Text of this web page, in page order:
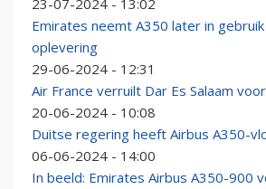
23-07-2024 - 13:02
Emirates neemt A350 later in
oplevering
29-06-2024 - 12:31
Air France verruilt Dar Es Salaam
20-06-2024 - 10:08
Duitse regering heeft Airbus A350-
06-06-2024 - 14:00
In beeld: Emirates Airbus A350-900